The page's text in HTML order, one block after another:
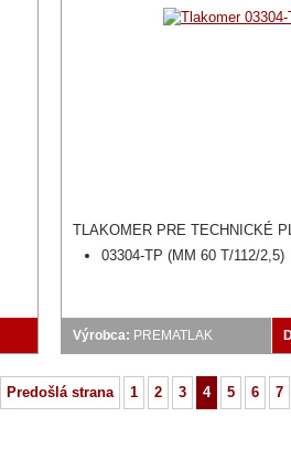
TLAKOMER PRE TECHNICKÉ
03304-TP (MM 60 T/112/2,5)
Výrobca: PREMATLAK
Predošlá strana 1 2 3 4 5 6 7